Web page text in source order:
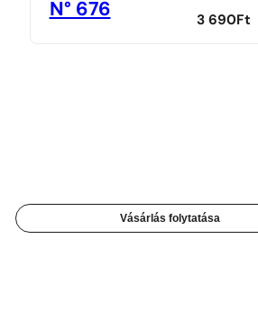
N° 676
3 690 Ft
Vásárlás folytatása